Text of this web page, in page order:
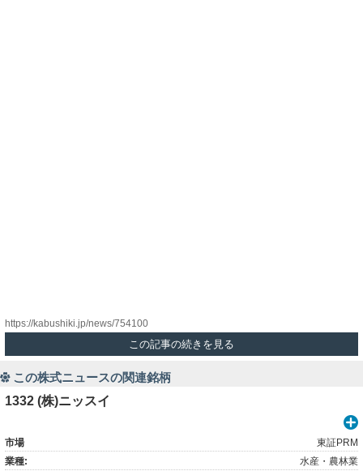
https://kabushiki.jp/news/754100
この記事の続きを見る
この株式ニュースの関連銘柄
1332 (株)ニッスイ
市場
東証PRM
業種:
水産・農林業